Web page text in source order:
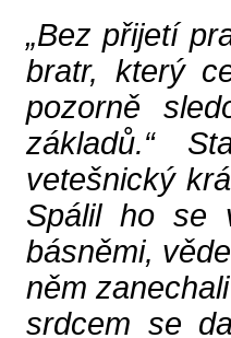
„Bez přijetí
bratr, který
pozorně
základů.“
vetešnický
Spálil ho se
básněmi,
něm
srdcem se